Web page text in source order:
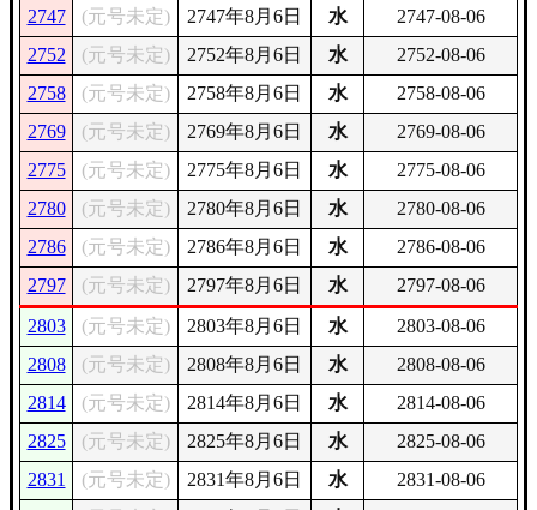
2747
(元号未定) 2747年8月6日 水
2747-08-06
2752
(元号未定) 2752年8月6日 水
2752-08-06
2758
(元号未定) 2758年8月6日 水
2758-08-06
2769
(元号未定) 2769年8月6日 水
2769-08-06
2775
(元号未定) 2775年8月6日 水
2775-08-06
2780
(元号未定) 2780年8月6日 水
2780-08-06
2786
(元号未定) 2786年8月6日 水
2786-08-06
2797
(元号未定) 2797年8月6日 水
2797-08-06
2803
(元号未定) 2803年8月6日 水
2803-08-06
2808
(元号未定) 2808年8月6日 水
2808-08-06
2814
(元号未定) 2814年8月6日 水
2814-08-06
2825
(元号未定) 2825年8月6日 水
2825-08-06
2831
(元号未定) 2831年8月6日 水
2831-08-06